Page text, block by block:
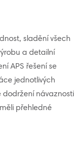
sladění všech
a detailní
APS řešení se
jednotlivých
dodržení návaznosti
přehledné